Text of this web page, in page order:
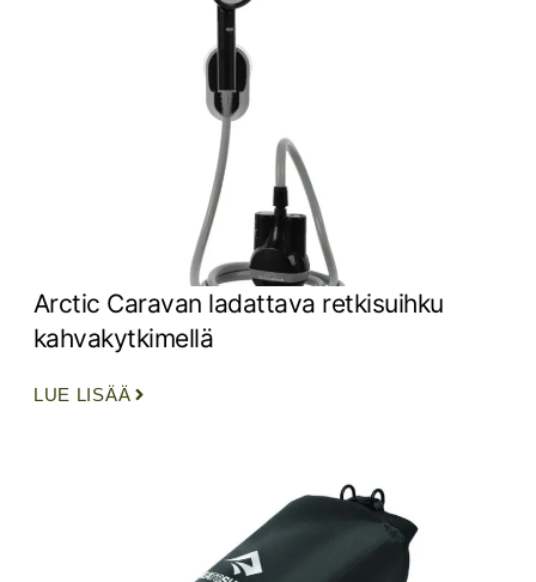
Arctic Caravan ladattava retkisuihku
kahvakytkimellä
LUE LISÄÄ